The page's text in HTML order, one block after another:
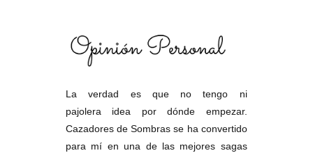
La verdad es que no tengo ni
pajolera idea por dónde empezar.
Cazadores de Sombras se ha convertido
para mí en una de las mejores sagas